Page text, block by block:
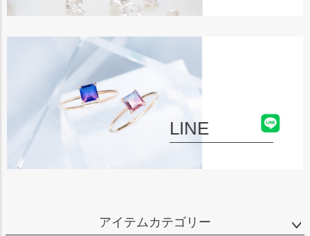
LINE
アイテムカテゴリー